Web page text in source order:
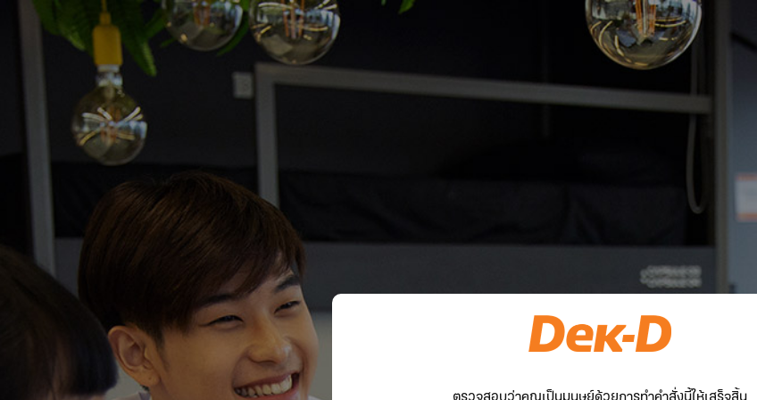
ตรวจสอบว่าคุณเป็นมนุษย์ด้วยการทำคำสั่งนี้ให้เสร็จสิ้น